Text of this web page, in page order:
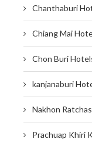
Chanthaburi
Chiang Mai
Chon Buri
kanjanaburi
Nakhon
Prachuap Khiri